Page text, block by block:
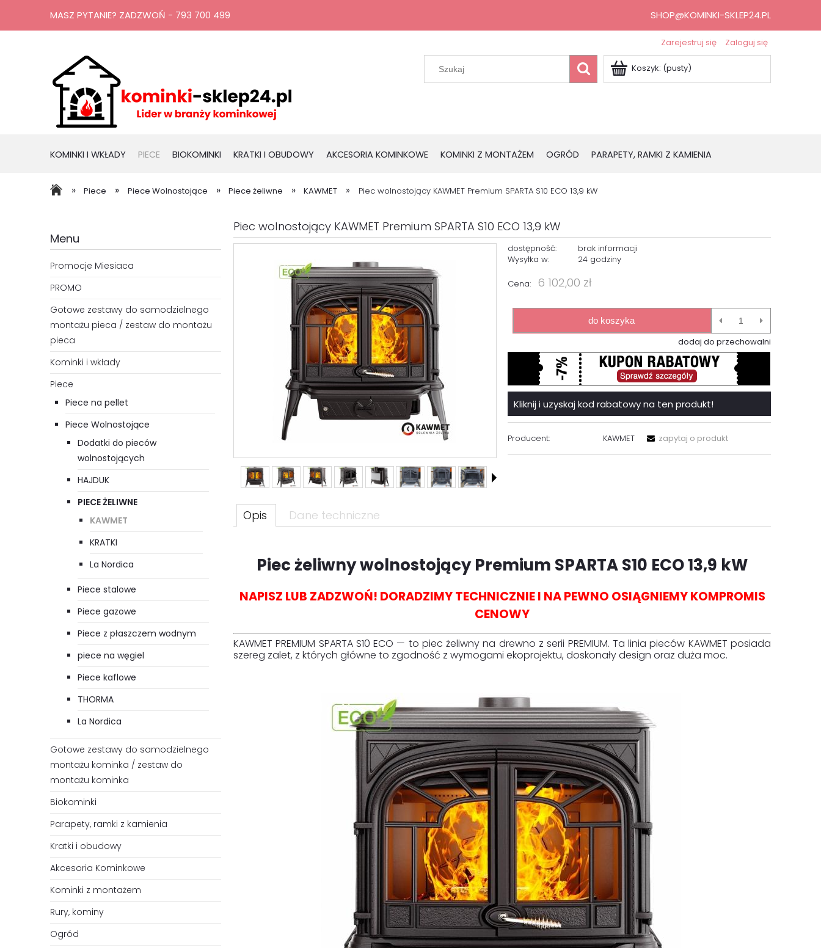
Zarejestruj się Zaloguj się
Koszyk: (pusty)
KOMINKI I WKŁADY PIECE BIOKOMINKI KRATKI I OBUDOWY AKCESORIA KOMINKOWE KOMINKI Z MONTAŻEM OGRÓD PARAPETY, RAMKI Z KAMIENIA
RURY, KOMINY
» Piece » Piece Wolnostojące » Piece żeliwne » KAWMET » Piec wolnostojący KAWMET Premium SPARTA S10 ECO 13,9 kW
MASZ PYTANIE? ZADZWOŃ - 793 700 499 SHOP@KOMINKI-SKLEP24.PL
Menu
Promocje Miesiaca
PROMO
Gotowe zestawy do samodzielnego
montażu pieca / zestaw do montażu
pieca
Kominki i wkłady
Piece
Piece na pellet
Piece Wolnostojące
Dodatki do pieców
wolnostojących
HAJDUK
PIECE ŻELIWNE
KAWMET
KRATKI
La Nordica
Piece stalowe
Piece gazowe
Piece z płaszczem wodnym
piece na węgiel
Piece kaflowe
THORMA
La Nordica
Gotowe zestawy do samodzielnego
montażu kominka / zestaw do
montażu kominka
Biokominki
Parapety, ramki z kamienia
Kratki i obudowy
Akcesoria Kominkowe
Kominki z montażem
Rury, kominy
Ogród
Piec wolnostojący KAWMET Premium SPARTA S10 ECO 13,9 kW
dostępność:
brak informacji
Wysyłka w:
24 godziny
Cena: 6 102,00 zł
do koszyka
dodaj do przechowalni
Kliknij i uzyskaj kod rabatowy na ten produkt!
Producent: KAWMET zapytaj o produkt
Opis Dane techniczne
Piec żeliwny wolnostojący Premium SPARTA S10 ECO 13,9 kW
NAPISZ LUB ZADZWOŃ! DORADZIMY TECHNICZNIE I NA PEWNO OSIĄGNIEMY KOMPROMIS
CENOWY
KAWMET PREMIUM SPARTA S10 ECO — to piec żeliwny na drewno z serii PREMIUM. Ta linia pieców KAWMET posiada
szereg zalet, z których główne to zgodność z wymogami ekoprojektu, doskonały design oraz duża moc.